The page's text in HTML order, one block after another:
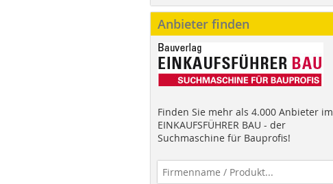
Anbieter finden
Finden Sie mehr als 4.000 Anbieter im
EINKAUFSFÜHRER BAU - der
Suchmaschine für Bauprofis!